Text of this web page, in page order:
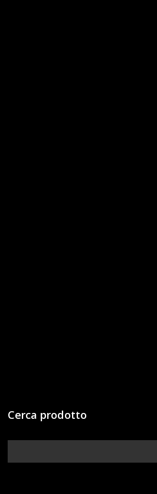
Cerca prodotto